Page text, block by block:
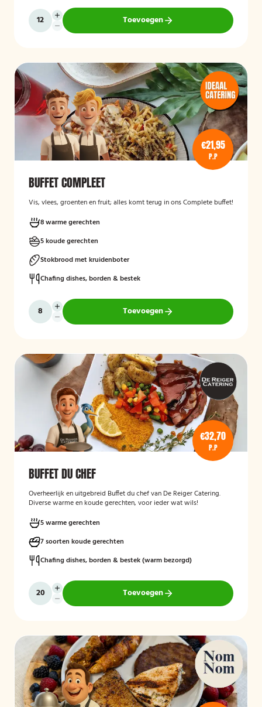
Toevoegen
€21,95
P.P
BUFFET COMPLEET
Vis, vlees, groenten en fruit; alles komt terug in ons Complete buffet!
8 warme gerechten
5 koude gerechten
Stokbrood met kruidenboter
Chafing dishes, borden & bestek
Toevoegen
€32,70
P.P
BUFFET DU CHEF
Overheerlijk en uitgebreid Buffet du chef van De Reiger Catering.
Diverse warme en koude gerechten, voor ieder wat wils!
5 warme gerechten
7 soorten koude gerechten
Chafing dishes, borden & bestek (warm bezorgd)
Toevoegen